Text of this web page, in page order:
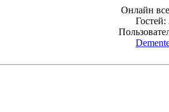
Онлайн
Гостей: